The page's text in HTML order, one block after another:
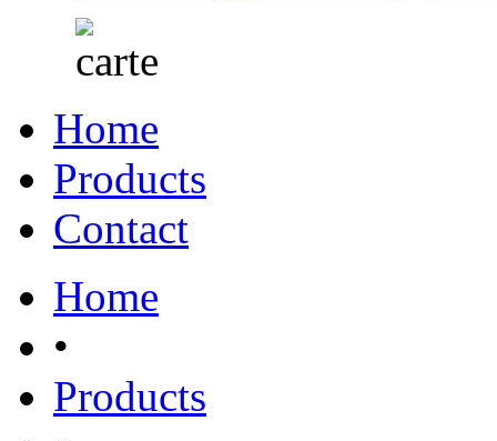
Home
Products
Contact
Home
•
Products